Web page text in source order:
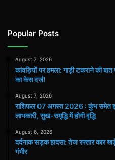
Popular Posts
August 7, 2026
कांवड़ियों पर हमला: गाड़ी टकराने की
का केस दर्ज!
August 7, 2026
राशिफल 07 अगस्त 2026 : कुंभ समेत
लाभकारी, सुख-समृद्धि में होगी वृद्धि
August 6, 2026
दर्दनाक सड़क हादसा: तेज रफ्तार कार
गंभीर